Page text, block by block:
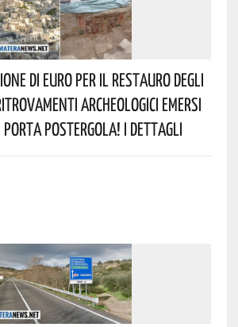
Di Euro Per Il Restauro Degli
Archeologici Emersi
Porta Postergola! I Dettagli